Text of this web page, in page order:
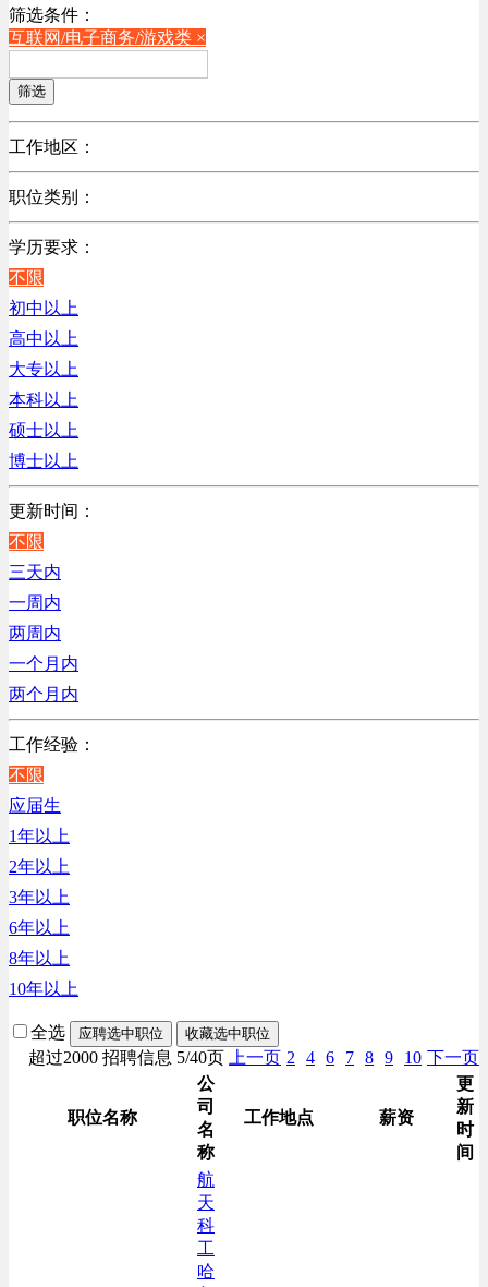
筛选条件：
互联网/电子商务/游戏类 ×
筛选
工作地区：
不限
北京
江苏
陕西
浙江
辽宁
上海
职位类别：
不限
机械制造/仪器仪表类
计算机硬件类
销售管理类
计算机软件类
贸易/物流/仓储/采购类
客服及凯发娱乐网址的技术支持类
高级管理类
电子/电器/半导体类
电力电气/能源/自动化
程序/语言开发类
行政/后勤/文秘类
销售类
人力资源类
互联网/电子商务/游戏类
建筑装潢/市政建设类
通信/移动互联网/手机类
技工/维修类
房地产开发/物业管理类
生产/加工/认证类
综合技术类
汽车/交通类
财务/审计/税务类
学历要求：
不限
初中以上
高中以上
大专以上
本科以上
硕士以上
博士以上
更新时间：
不限
三天内
一周内
两周内
一个月内
两个月内
工作经验：
不限
应届生
1年以上
2年以上
3年以上
6年以上
8年以上
10年以上
全选 应聘选中职位 收藏选中职位
超过2000 招聘信息 5/40页 上一页 2 4 6 7 8 9 10 下一页
职位名称
公
司
名
称
工作地点 薪资
更
新
时
间
航
天
科
工
哈